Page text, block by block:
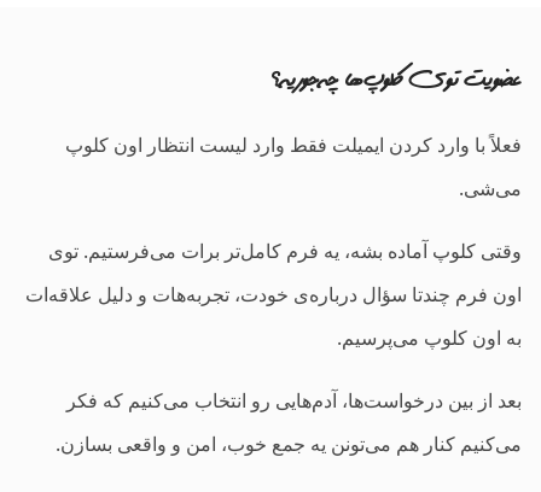
عضویت توی کلوپ‌ها چه‌جوریه؟
فعلاً با وارد کردن ایمیلت فقط وارد لیست انتظار اون کلوپ
می‌شی.
وقتی کلوپ آماده بشه، یه فرم کامل‌تر برات می‌فرستیم. توی
اون فرم چندتا سؤال درباره‌ی خودت، تجربه‌هات و دلیل علاقه‌ات
به اون کلوپ می‌پرسیم.
بعد از بین درخواست‌ها، آدم‌هایی رو انتخاب می‌کنیم که فکر
می‌کنیم کنار هم می‌تونن یه جمع خوب، امن و واقعی بسازن.